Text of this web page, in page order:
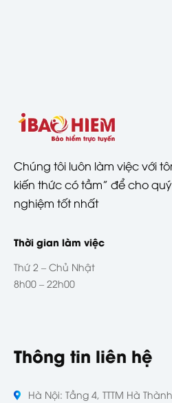
Chúng tôi luôn làm việc với
kiến thức có tầm” để cho
nghiệm tốt nhất
Thời gian làm việc
Thứ 2 – Chủ Nhật
8h00 – 22h00
Thông tin liên hệ
Hà Nội: Tầng 4, TTTM Hà